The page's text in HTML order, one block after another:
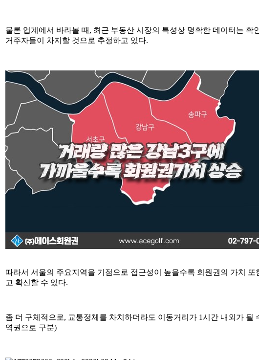
물론 업계에서 바라볼 때, 최근 부동산 시장의 특성상 명확한 데이터는
거주자들이 차지할 것으로 추정하고 있다.
따라서 서울의 주요지역을 기점으로 접근성이 높을수록 회원권의 가치
고 확신할 수 있다.
좀 더 구체적으로, 교통정체를 차치하더라도 이동거리가 1시간 내외가 될
역권으로 구분)